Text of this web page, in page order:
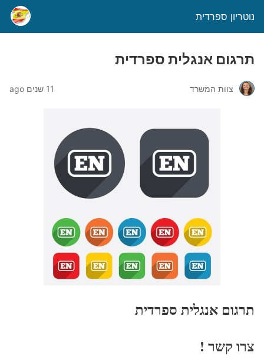
נוטריון ספרדית
תרגום אנגלית ספרדית
צוות המשרד 11 שנים ago
תרגום אנגלית ספרדית
צרו קשר !